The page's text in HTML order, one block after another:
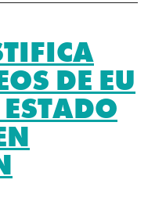
DE EU